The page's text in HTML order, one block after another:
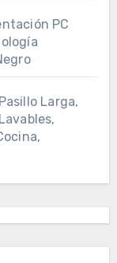
PC
Larga,